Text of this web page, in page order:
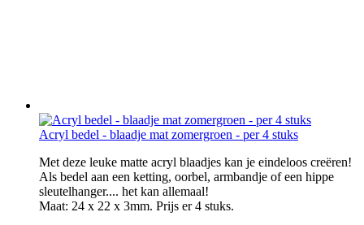
Acryl bedel - blaadje mat zomergroen - per 4 stuks
Met deze leuke matte acryl blaadjes kan je eindeloos creëren!
Als bedel aan een ketting, oorbel, armbandje of een hippe
sleutelhanger.... het kan allemaal!
Maat: 24 x 22 x 3mm. Prijs er 4 stuks.